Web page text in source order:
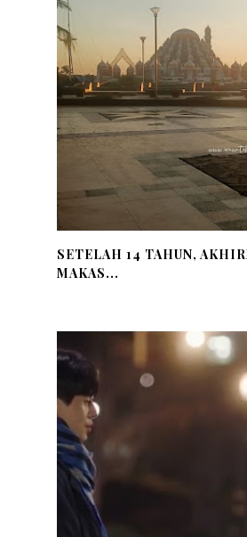
SETELAH 14 TAHUN,
MAKAS...